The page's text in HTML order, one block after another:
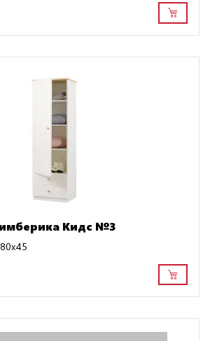
Кидс №3